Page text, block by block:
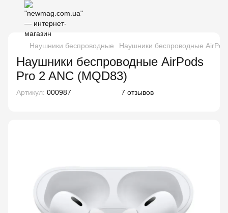
Наушники беспроводные Наушники беспроводные
Наушники беспроводные AirPods
Pro 2 ANC (MQD83)
Артикул: 000987 7 отзывов